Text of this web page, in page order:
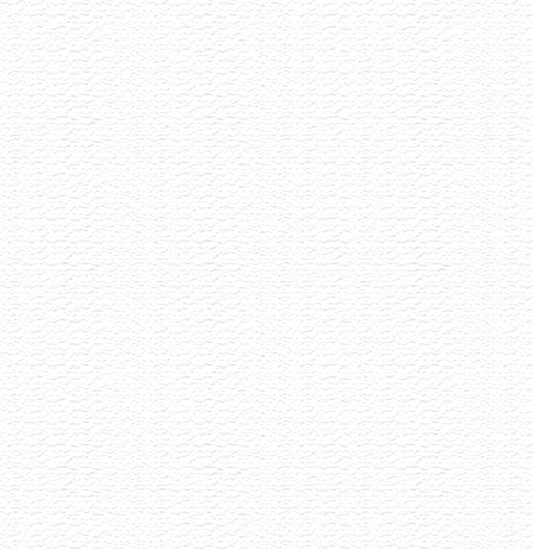
Akce již proběhla
Akce již proběhla
Vinařství Ilias
8.6.2026
Malé rodinné vynařství z Pavlova